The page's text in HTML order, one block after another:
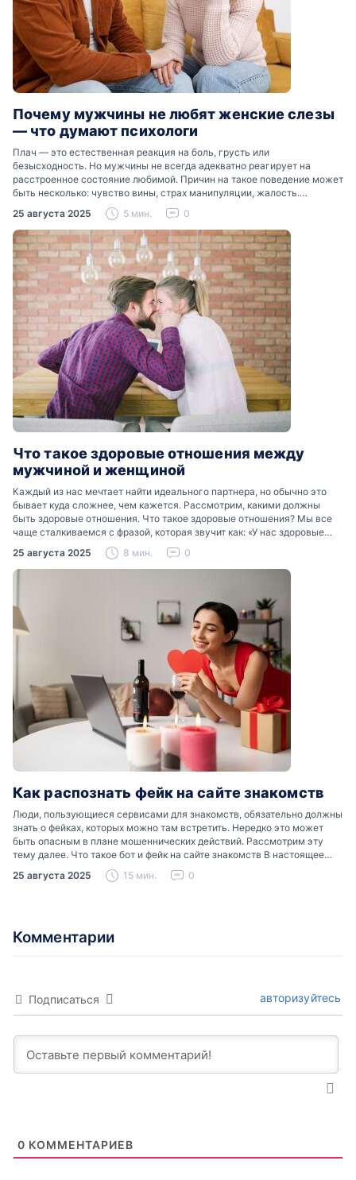
Почему мужчины не любят женские слезы
— что думают психологи
Плач — это естественная реакция на боль, грусть или
безысходность. Но мужчины не всегда адекватно реагирует на
расстроенное состояние любимой. Причин на такое поведение может
быть несколько: чувство вины, страх манипуляции, жалость.
Разобраться, почему мужчины боятся женских слез, помогут советы
психологов…
25 августа 2025 5 мин. 0
Что такое здоровые отношения между
мужчиной и женщиной
Каждый из нас мечтает найти идеального партнера, но обычно это
бывает куда сложнее, чем кажется. Рассмотрим, какими должны
быть здоровые отношения. Что такое здоровые отношения? Мы все
чаще сталкиваемся с фразой, которая звучит как: «У нас здоровые
отношения». Что именно подразумевается…
25 августа 2025 8 мин. 0
Как распознать фейк на сайте знакомств
Люди, пользующиеся сервисами для знакомств, обязательно должны
знать о фейках, которых можно там встретить. Нередко это может
быть опасным в плане мошеннических действий. Рассмотрим эту
тему далее. Что такое бот и фейк на сайте знакомств В настоящее
время можно встретить свою…
25 августа 2025 15 мин. 0
Комментарии
Подписаться авторизуйтесь
0 КОММЕНТАРИЕВ